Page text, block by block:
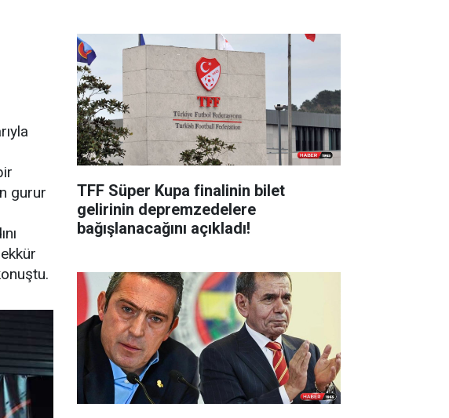
gurur
TFF Süper Kupa finalinin bilet
gelirinin depremzedelere
bağışlanacağını açıkladı!